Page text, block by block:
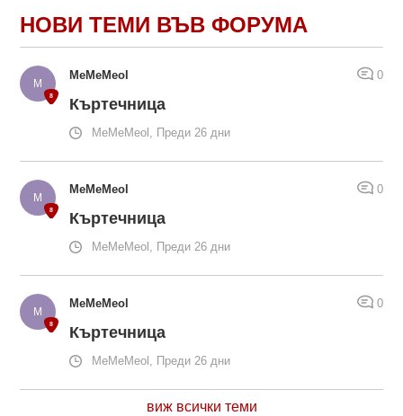
НОВИ ТЕМИ ВЪВ ФОРУМА
MeMeMeol 0
Къртечница
MeMeMeol, Преди 26 дни
MeMeMeol 0
Къртечница
MeMeMeol, Преди 26 дни
MeMeMeol 0
Къртечница
MeMeMeol, Преди 26 дни
виж всички теми